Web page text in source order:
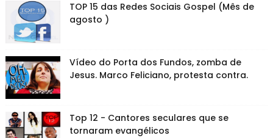
TOP 15 das Redes Sociais Gospel (Mês de
agosto )
Vídeo do Porta dos Fundos, zomba de
Jesus. Marco Feliciano, protesta contra.
Top 12 - Cantores seculares que se
tornaram evangélicos